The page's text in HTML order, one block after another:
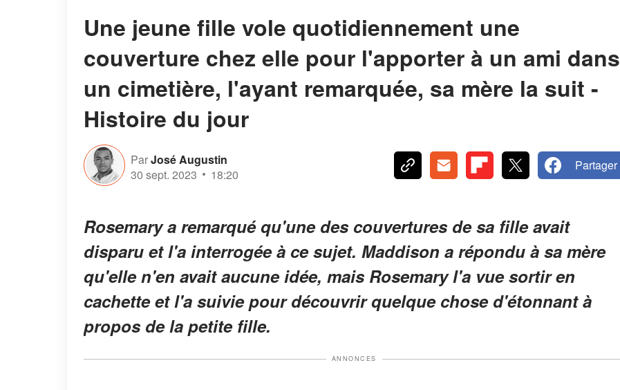
Une jeune fille vole quotidiennement une
couverture chez elle pour l'apporter à un ami dans
un cimetière, l'ayant remarquée, sa mère la suit -
Histoire du jour
ParJosé Augustin
30 sept. 2023
18:20
Partager
Rosemary a remarqué qu'une des couvertures de sa fille avait
disparu et l'a interrogée à ce sujet. Maddison a répondu à sa mère
qu'elle n'en avait aucune idée, mais Rosemary l'a vue sortir en
cachette et l'a suivie pour découvrir quelque chose d'étonnant à
propos de la petite fille.
ANNONCES